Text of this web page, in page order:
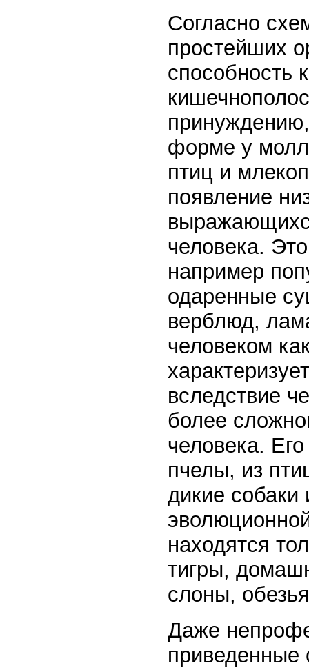
Согласно
простейших
способность
форме у
птиц и
появление
человека.
например
одаренные
верблюд,
человеком
вследствие
более
человека.
пчелы, из
дикие
находятся
тигры,
слоны,
Даже
приведенные